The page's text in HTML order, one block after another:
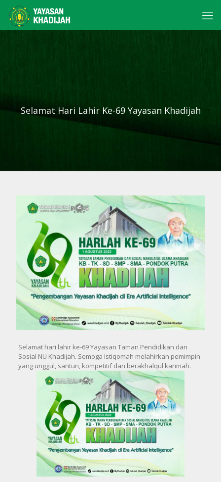
Selamat Hari Lahir Ke-69 Yayasan Khadijah
Selamat hari lahir ke-69 Yayasan Taman Pendidikan dan
Sosial NU Khadijah. Semoga Istiqomah melahirkan pemimpin
yang unggul, santun, kompetitif dan berakhalqul karimah.